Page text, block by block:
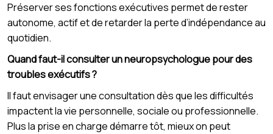
Préserver ses fonctions exécutives permet de rester
autonome, actif et de retarder la perte d’indépendance au
quotidien.
Quand faut-il consulter un neuropsychologue pour des
troubles exécutifs ?
Il faut envisager une consultation dès que les difficultés
impactent la vie personnelle, sociale ou professionnelle.
Plus la prise en charge démarre tôt, mieux on peut